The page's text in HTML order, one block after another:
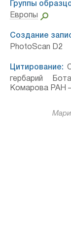
Группы
Европы
Создание
PhotoScan D2
Цитирование:
гербарий
Комарова РАН